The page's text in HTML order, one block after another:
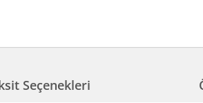
Seçenekleri